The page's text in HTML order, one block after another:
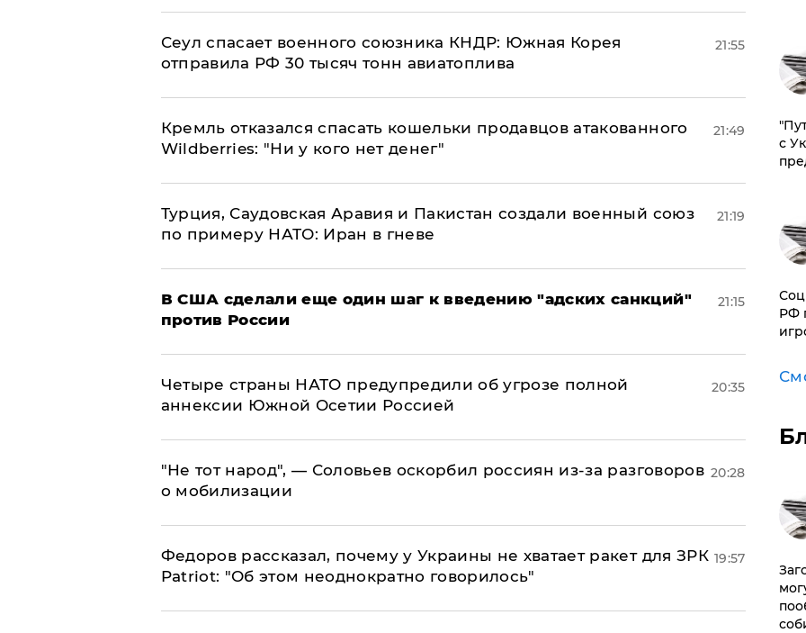
​Сеул спасает военного союзника КНДР: Южная Корея
отправила РФ 30 тысяч тонн авиатоплива
21:55
Кремль отказался спасать кошельки продавцов атакованного
Wildberries: "Ни у кого нет денег"
21:49
Турция, Саудовская Аравия и Пакистан создали военный союз
по примеру НАТО: Иран в гневе
21:19
В США сделали еще один шаг к введению "адских санкций"
против России
21:15
Четыре страны НАТО предупредили об угрозе полной
аннексии Южной Осетии Россией
20:35
​"Не тот народ", — Соловьев оскорбил россиян из-за разговоров
о мобилизации
20:28
Федоров рассказал, почему у Украины не хватает ракет для ЗРК
Patriot: "Об этом неоднократно говорилось"
19:57
с
РФ